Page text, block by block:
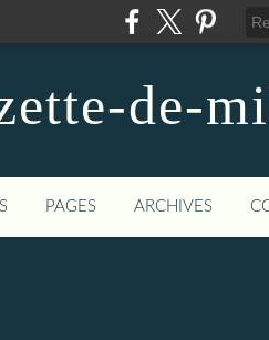
de-
PAGES ARCHIVES